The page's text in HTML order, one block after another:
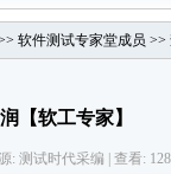
软件测试专家堂成员 >>
【软工专家】
: 测试时代采编 | 查看: